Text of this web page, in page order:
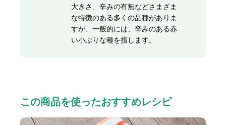
大きさ、辛みの有無などさまざま
な特徴のある多くの品種がありま
すが、一般的には、辛みのある赤
い小ぶりな種を指します。
この商品を使ったおすすめレシピ